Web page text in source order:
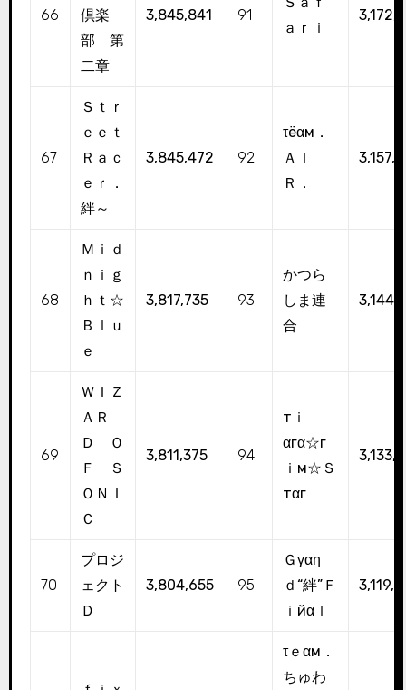
66
倶楽
部 第
二章
3,845,841 91
ａｒｉ
67
Ｓｔｒ
ｅｅｔ
Ｒａｃ
ｅｒ．
絆～
3,845,472 92
τёαм．
ＡＩ
Ｒ．
68
Ｍｉｄ
ｎｉｇ
ｈｔ☆
Ｂｌｕ
ｅ
3,817,735 93
かつら
しま連
合
69
ＷＩＺ
ＡＲ
Ｄ Ｏ
Ｆ Ｓ
ＯＮＩ
Ｃ
3,811,375 94
тｉ
αгα☆г
ｉм☆Ｓ
тαг
70
プロジ
ェクト
Ｄ
3,804,655 95
Ｇγαη
ｄ“絆”Ｆ
ｉйαｌ
τｅαм．
ちゅわ